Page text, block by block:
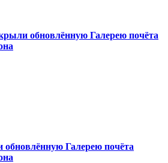
обновлённую Галерею почёта
обновлённую Галерею почёта